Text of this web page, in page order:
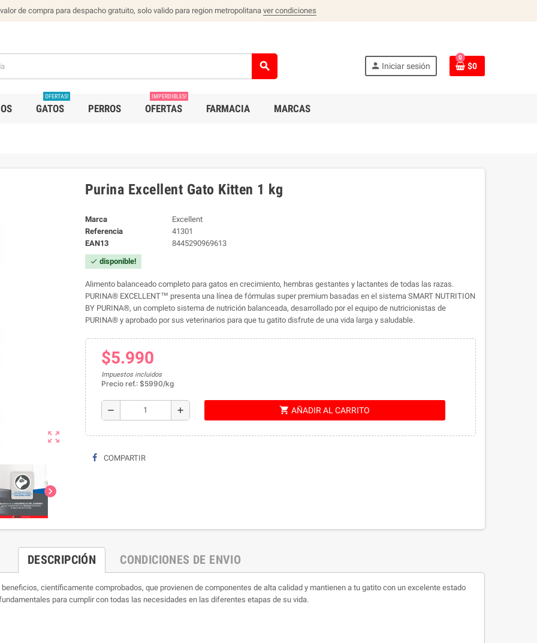
de compra para despacho gratuito, solo valido para region metropolitana ver condiciones
search person Iniciar sesión
0
$0
GATOS
OFERTAS!
PERROS OFERTAS
IMPERDIBLES!
FARMACIA MARCAS
zoom_out_map
chevron_right
Purina Excellent Gato Kitten 1 kg
Marca
Excellent
Referencia
41301
EAN13
8445290969613
check disponible!
Alimento balanceado completo para gatos en crecimiento, hembras gestantes y lactantes de todas las razas.
PURINA® EXCELLENT™ presenta una línea de fórmulas super premium basadas en el sistema SMART NUTRITION
BY PURINA®, un completo sistema de nutrición balanceada, desarrollado por el equipo de nutricionistas de
PURINA® y aprobado por sus veterinarios para que tu gatito disfrute de una vida larga y saludable.
$5.990
Impuestos incluidos
Precio ref.: $5990/kg
remove add shopping_cart AÑADIR AL CARRITO
COMPARTIR
DESCRIPCIÓN CONDICIONES DE ENVIO
científicamente comprobados, que provienen de componentes de alta calidad y mantienen a tu gatito con un excelente estado
para cumplir con todas las necesidades en las diferentes etapas de su vida.